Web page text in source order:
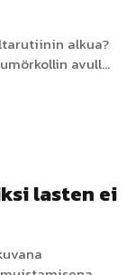
alkua?
avulla
lasten ei